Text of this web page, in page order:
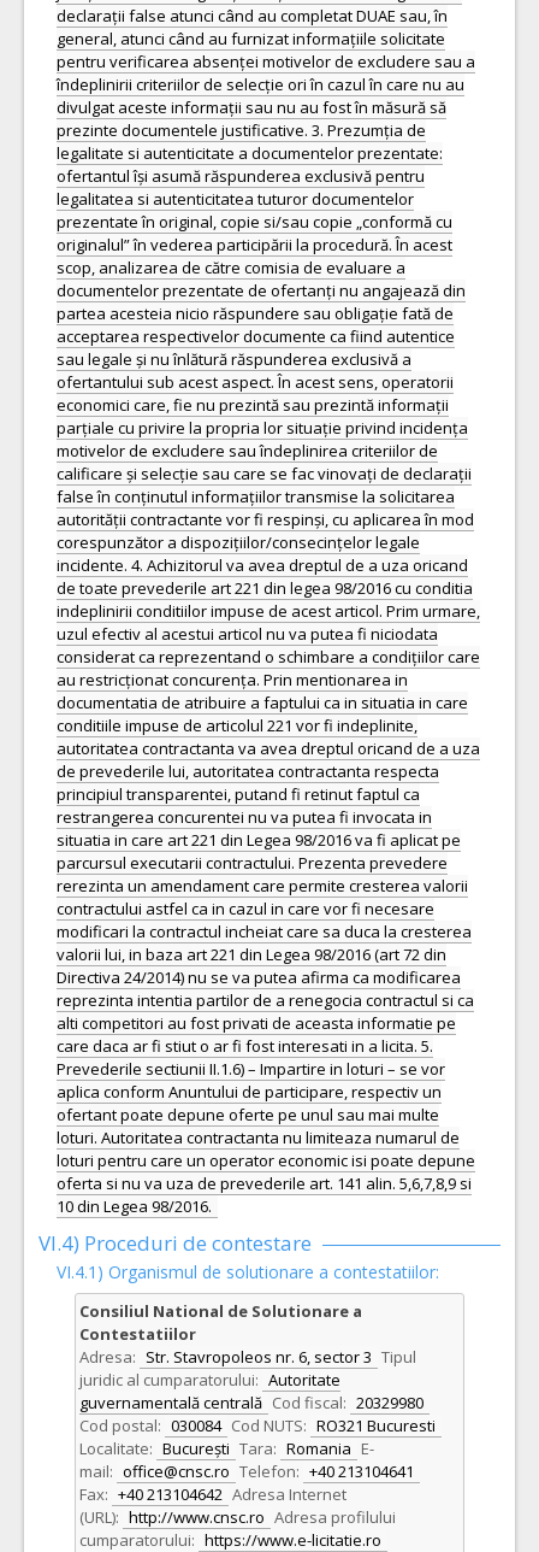
declarații false atunci când au completat DUAE sau, în
general, atunci când au furnizat informațiile solicitate
pentru verificarea absenței motivelor de excludere sau a
îndeplinirii criteriilor de selecție ori în cazul în care nu au
divulgat aceste informații sau nu au fost în măsură să
prezinte documentele justificative. 3. Prezumția de
legalitate si autenticitate a documentelor prezentate:
ofertantul își asumă răspunderea exclusivă pentru
legalitatea si autenticitatea tuturor documentelor
prezentate în original, copie si/sau copie „conformă cu
originalul” în vederea participării la procedură. În acest
scop, analizarea de către comisia de evaluare a
documentelor prezentate de ofertanți nu angajează din
partea acesteia nicio răspundere sau obligație fată de
acceptarea respectivelor documente ca fiind autentice
sau legale și nu înlătură răspunderea exclusivă a
ofertantului sub acest aspect. În acest sens, operatorii
economici care, fie nu prezintă sau prezintă informații
parțiale cu privire la propria lor situație privind incidența
motivelor de excludere sau îndeplinirea criteriilor de
calificare și selecție sau care se fac vinovați de declarații
false în conținutul informațiilor transmise la solicitarea
autorității contractante vor fi respinși, cu aplicarea în mod
corespunzător a dispozițiilor/consecințelor legale
incidente. 4. Achizitorul va avea dreptul de a uza oricand
de toate prevederile art 221 din legea 98/2016 cu conditia
indeplinirii conditiilor impuse de acest articol. Prim urmare,
uzul efectiv al acestui articol nu va putea fi niciodata
considerat ca reprezentand o schimbare a condițiilor care
au restricționat concurența. Prin mentionarea in
documentatia de atribuire a faptului ca in situatia in care
conditiile impuse de articolul 221 vor fi indeplinite,
autoritatea contractanta va avea dreptul oricand de a uza
de prevederile lui, autoritatea contractanta respecta
principiul transparentei, putand fi retinut faptul ca
restrangerea concurentei nu va putea fi invocata in
situatia in care art 221 din Legea 98/2016 va fi aplicat pe
parcursul executarii contractului. Prezenta prevedere
rerezinta un amendament care permite cresterea valorii
contractului astfel ca in cazul in care vor fi necesare
modificari la contractul incheiat care sa duca la cresterea
valorii lui, in baza art 221 din Legea 98/2016 (art 72 din
Directiva 24/2014) nu se va putea afirma ca modificarea
reprezinta intentia partilor de a renegocia contractul si ca
alti competitori au fost privati de aceasta informatie pe
care daca ar fi stiut o ar fi fost interesati in a licita. 5.
Prevederile sectiunii II.1.6) – Impartire in loturi – se vor
aplica conform Anuntului de participare, respectiv un
ofertant poate depune oferte pe unul sau mai multe
loturi. Autoritatea contractanta nu limiteaza numarul de
loturi pentru care un operator economic isi poate depune
oferta si nu va uza de prevederile art. 141 alin. 5,6,7,8,9 si
10 din Legea 98/2016.
VI.4) Proceduri de contestare
VI.4.1) Organismul de solutionare a contestatiilor:
Consiliul National de Solutionare a
Contestatiilor
Adresa: Str. Stavropoleos nr. 6, sector 3 Tipul
juridic al cumparatorului: Autoritate
guvernamentală centrală Cod fiscal: 20329980
Cod postal: 030084 Cod NUTS: RO321 Bucuresti
Localitate: București Tara: Romania E-
mail: office@cnsc.ro Telefon: +40 213104641
Fax: +40 213104642 Adresa Internet
(URL): http://www.cnsc.ro Adresa profilului
cumparatorului: https://www.e-licitatie.ro